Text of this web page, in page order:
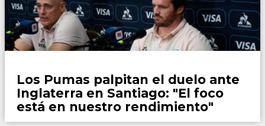
Los Pumas palpitan el duelo ante
Inglaterra en Santiago: "El foco
está en nuestro rendimiento"